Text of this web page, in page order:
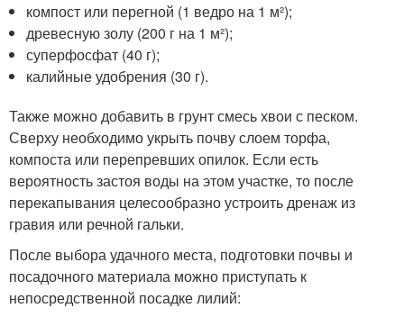
компост или перегной (1 ведро на 1 м²);
древесную золу (200 г на 1 м²);
суперфосфат (40 г);
калийные удобрения (30 г).
Также можно добавить в грунт смесь хвои с песком.
Сверху необходимо укрыть почву слоем торфа,
компоста или перепревших опилок. Если есть
вероятность застоя воды на этом участке, то после
перекапывания целесообразно устроить дренаж из
гравия или речной гальки.
После выбора удачного места, подготовки почвы и
посадочного материала можно приступать к
непосредственной посадке лилий: